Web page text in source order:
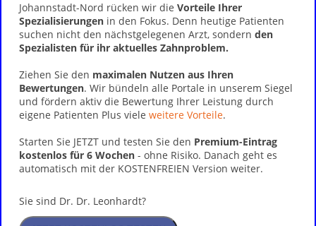
Johannstadt-Nord rücken wir die Vorteile Ihrer
Spezialisierungen in den Fokus. Denn heutige Patienten
suchen nicht den nächstgelegenen Arzt, sondern den
Spezialisten für ihr aktuelles Zahnproblem.
Ziehen Sie den maximalen Nutzen aus Ihren
Bewertungen. Wir bündeln alle Portale in unserem Siegel
und fördern aktiv die Bewertung Ihrer Leistung durch
eigene Patienten Plus viele weitere Vorteile.
Starten Sie JETZT und testen Sie den Premium-Eintrag
kostenlos für 6 Wochen - ohne Risiko. Danach geht es
automatisch mit der KOSTENFREIEN Version weiter.
Sie sind Dr. Dr. Leonhardt?